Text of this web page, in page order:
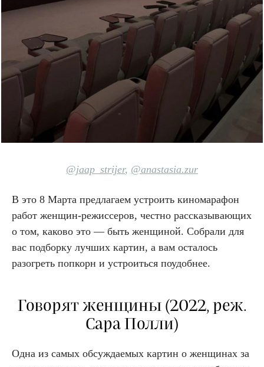
@jaap_strijer, @anastasia.zur
В это 8 Марта предлагаем устроить киномарафон
работ женщин-режиссеров, честно рассказывающих
о том, каково это — быть женщиной. Собрали для
вас подборку лучших картин, а вам осталось
разогреть попкорн и устроиться поудобнее.
Говорят женщины (2022, реж.
Сара Полли)
Одна из самых обсуждаемых картин о женщинах за